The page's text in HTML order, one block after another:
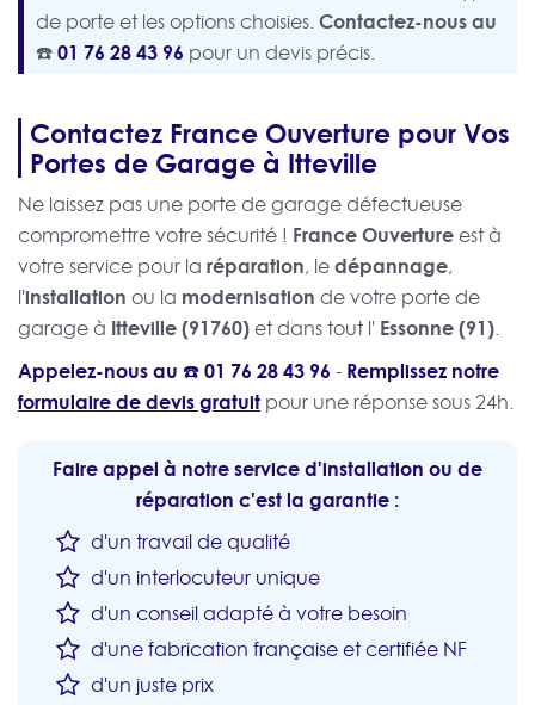
de porte et les options choisies.Contactez-nous au
☎️01 76 28 43 96 pour un devis précis.
Contactez France Ouverture pour Vos
Portes de Garage à Itteville
Ne laissez pas une porte de garage défectueuse
compromettre votre sécurité ! France Ouverture est à
votre service pour la réparation, ledépannage,
l'installation ou la modernisation de votre porte de
garage à Itteville (91760) et dans tout l' Essonne (91).
Appelez-nous au ☎️01 76 28 43 96 - Remplissez notre
formulaire de devis gratuit pour une réponse sous 24h.
Faire appel à notre service d'installation ou de
réparation c'est la garantie :
d'un travail de qualité
d'un interlocuteur unique
d'un conseil adapté à votre besoin
d'une fabrication française et certifiée NF
d'un juste prix